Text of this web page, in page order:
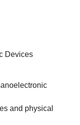
Devices
and physical